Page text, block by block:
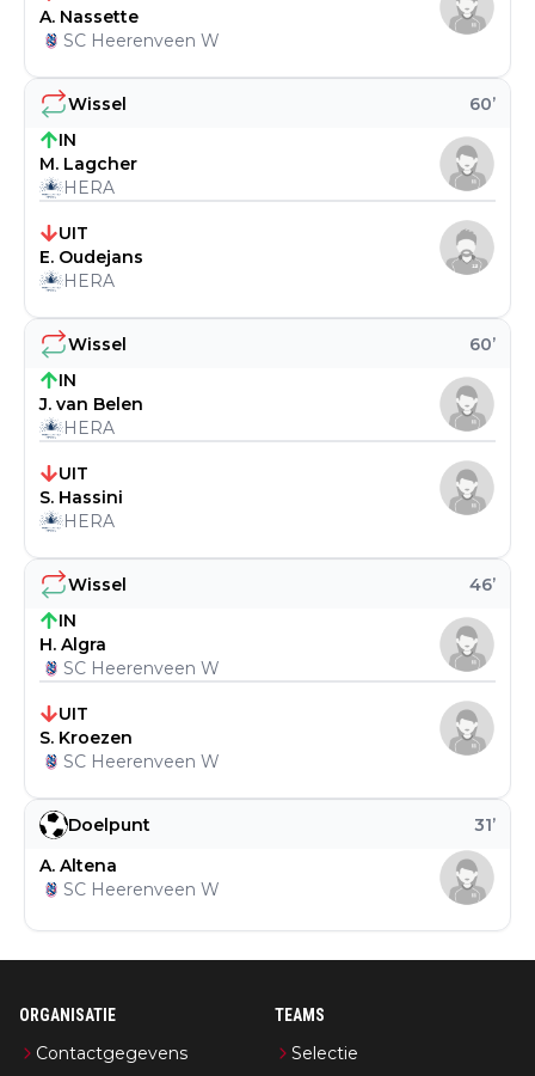
Doelpunt 31’
A. Altena
SC Heerenveen W
Wissel 46’
IN
H. Algra
SC Heerenveen W
UIT
S. Kroezen
SC Heerenveen W
Wissel 60’
IN
J. van Belen
HERA
UIT
S. Hassini
HERA
Wissel 60’
IN
M. Lagcher
HERA
UIT
E. Oudejans
HERA
A. Nassette
SC Heerenveen W
ORGANISATIE
Contactgegevens
TEAMS
Selectie